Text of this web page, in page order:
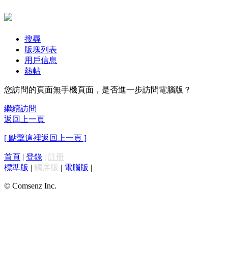
搜尋
版塊列表
用戶信息
熱帖
您訪問的頁面無手機頁面，是否進一步訪問電腦版？
繼續訪問
返回上一頁
[ 點擊這裡返回上一頁 ]
首頁 | 登錄 | 註冊
標準版 | 觸屏版 | 電腦版 |
© Comsenz Inc.